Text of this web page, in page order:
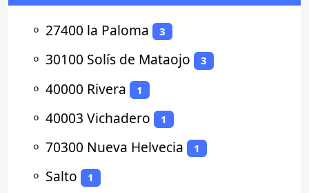
⚬ 27400 la Paloma 3
⚬ 30100 Solís de Mataojo 3
⚬ 40000 Rivera 1
⚬ 40003 Vichadero 1
⚬ 70300 Nueva Helvecia 1
⚬ Salto 1